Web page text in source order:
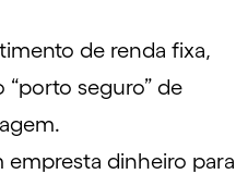
de renda fixa,
seguro” de
empresta dinheiro para